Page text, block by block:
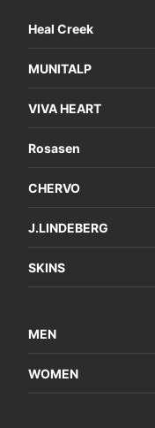
Heal Creek
MUNITALP
VIVA HEART
Rosasen
CHERVO
J.LINDEBERG
SKINS
MEN
WOMEN